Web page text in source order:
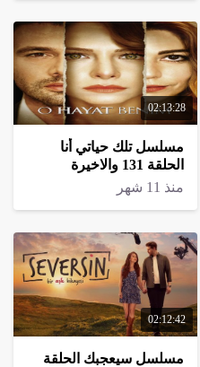
02:13:28
مسلسل تلك حياتي أنا
الحلقة 131 والاخيرة
منذ 11 شهر
02:12:42
مسلسل سيعجبك الحلقة